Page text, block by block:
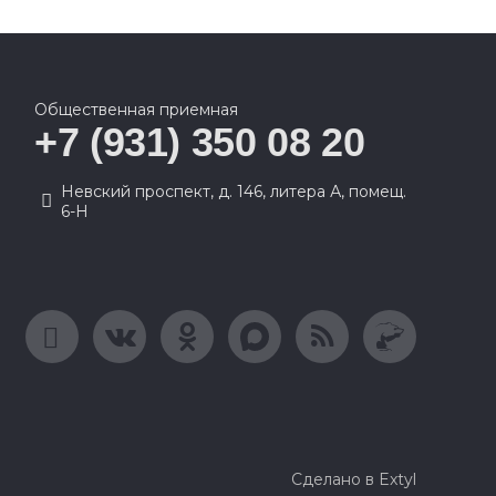
Общественная приемная
+7 (931) 350 08 20
Невский проспект, д. 146, литера А, помещ.
6-Н
Сделано в Extyl